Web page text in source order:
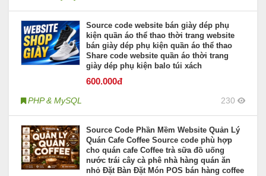
Source code website bán giày dép phụ
kiện quần áo thể thao thời trang website
bán giày dép phụ kiện quần áo thể thao
Share code website quần áo thời trang
giày dép phụ kiện balo túi xách
600.000đ
PHP & MySQL 230
Source Code Phần Mềm Website Quản Lý
Quán Cafe Coffee Source code phù hợp
cho quán cafe Coffee trà sữa đồ uống
nước trái cây cà phê nhà hàng quán ăn
nhỏ Đặt Bàn Đặt Món POS bán hàng coffee